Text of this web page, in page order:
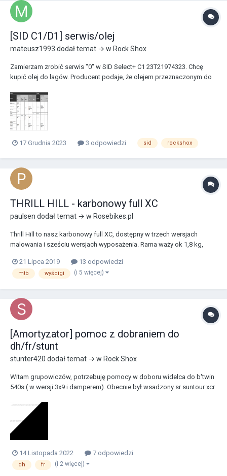
[SID C1/D1] serwis/olej
mateusz1993 dodał temat → w Rock Shox
Zamierzam zrobić serwis "0" w SID Select+ C1 23T21974323. Chcę
kupić olej do lagów. Producent podaje, że olejem przeznaczonym do
Heavy". We wszystkich amorkach poza Rudy XPLR i SID, roxkshox
podaje "Maxima PLUSH Dynamic Suspension Lub...
17 Grudnia 2023 3 odpowiedzi sid rockshox
THRILL HILL - karbonowy full XC
paulsen dodał temat → w Rosebikes.pl
Thrill Hill to nasz karbonowy full XC, dostępny w trzech wersjach
malowania i sześciu wersjach wyposażenia. Rama waży ok 1,8 kg,
1x i 2x, wewnętrzne prowadzenie przewodów i możliwość zamówienia
roweru w wersji o skoku 100 lub 120 mm...
21 Lipca 2019 13 odpowiedzi
mtb wyścigi (i 5 więcej)
[Amortyzator] pomoc z dobraniem do
dh/fr/stunt
stunter420 dodał temat → w Rock Shox
Witam grupowiczów, potrzebuję pomocy w doboru widelca do b'twin
540s ( w wersji 3x9 i damperem). Obecnie był wsadzony sr suntour xcr
byście polecali do jazdy enduro/dh, jazdy na kole, jazdy po mieście.
14 Listopada 2022 7 odpowiedzi
dh fr (i 2 więcej)